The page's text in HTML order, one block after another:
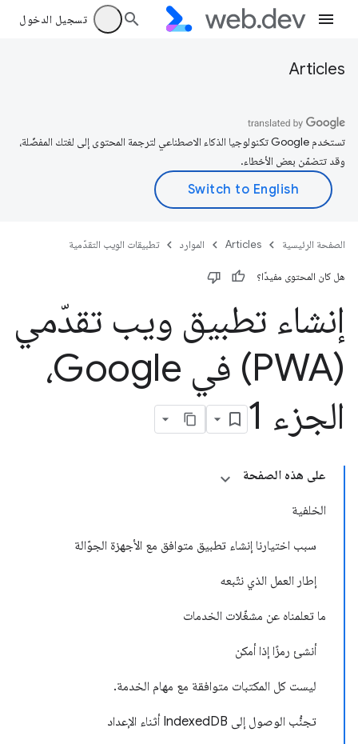
تسجيل الدخول
Articles
تستخدم Google تكنولوجيا الذكاء الاصطناعي لترجمة المحتوى إلى لغتك المفضّلة،
وقد تتضمّن بعض الأخطاء.
الصفحة الرئيسية Articles الموارد تطبيقات الويب التقدّمية
هل كان المحتوى مفيدًا؟
إنشاء تطبيق ويب تقدّمي
(PWA) في Google،
الجزء 1
على هذه الصفحة
الخلفية
سبب اختيارنا إنشاء تطبيق متوافق مع الأجهزة الجوّالة
إطار العمل الذي نتّبعه
ما تعلمناه عن مشغّلات الخدمات
أنشئ رمزًا إذا أمكن
ليست كل المكتبات متوافقة مع مهام الخدمة.
تجنُّب الوصول إلى Indexed DB أثناء الإعداد